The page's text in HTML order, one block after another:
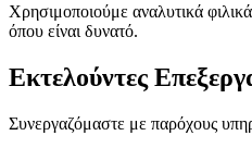
Χρησιμοποιούμε αναλυτικά
όπου είναι δυνατό.
Εκτελούντες
Συνεργαζόμαστε με παρόχους